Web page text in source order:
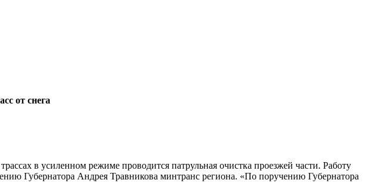
от снега
в усиленном режиме проводится патрульная очистка проезжей части. Работу
Губернатора Андрея Травникова минтранс региона. «По поручению Губернатора